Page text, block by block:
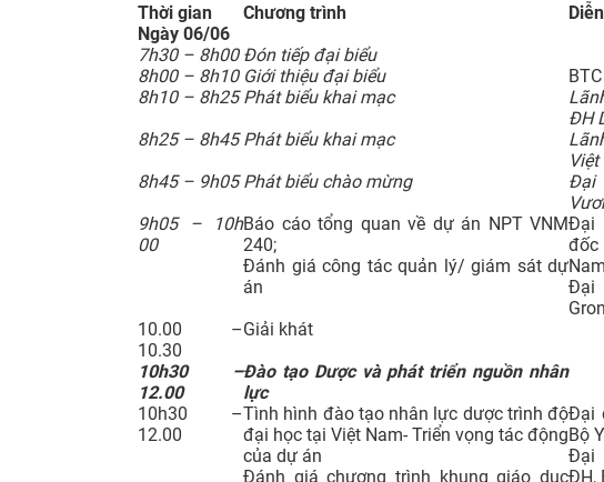
Thời gian Chương trình
Ngày 06/06
7h30 – 8h00 Đón tiếp đại biểu
8h00 – 8h10 Giới thiệu đại biểu
BTC
8h10 – 8h25 Phát biểu khai mạc
ĐH
8h25 – 8h45 Phát biểu khai mạc
8h45 – 9h05 Phát biểu chào mừng
Đại
9h05 – 10h
00
Báo cáo tổng quan về dự án NPT VNM
240;
Đánh giá công tác quản lý/ giám sát dự
án
Đại
đốc
Nam
Đại
10.00 –
10.30
Giải khát
10h30 –
12.00
Đào tạo Dược và phát triển nguồn nhân
lực
10h30 –
12.00
Tình hình đào tạo nhân lực dược trình độ
đại học tại Việt Nam- Triển vọng tác động
của dự án
Đánh giá chương trình khung giáo dục
Đại
Bộ
ĐH,